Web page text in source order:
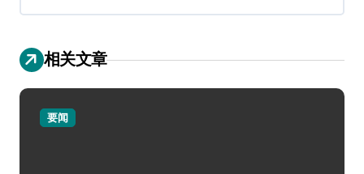
相关文章
要闻